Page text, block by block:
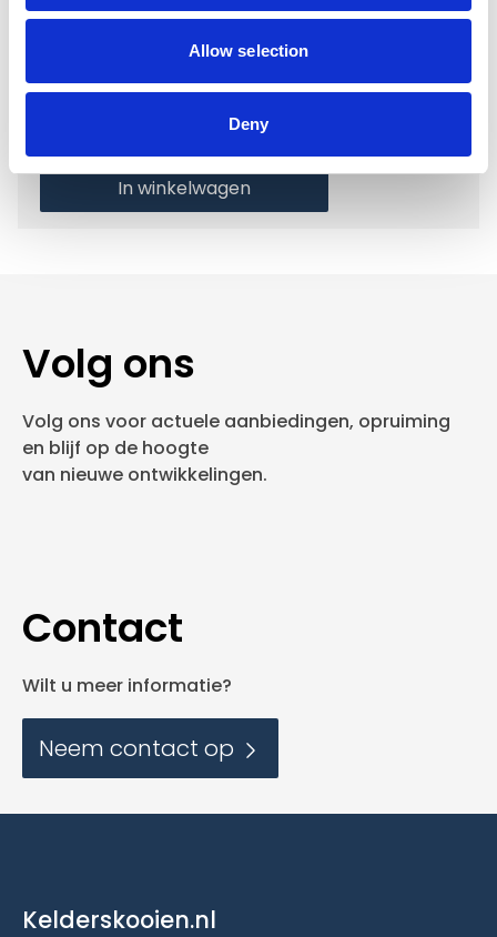
Allow selection
Deny
Gratis verzending vanaf €50,-
Verzending €5,95 Nederland
Verzending €7,95 België
In winkelwagen
Volg ons
Volg ons voor actuele aanbiedingen, opruiming
en blijf op de hoogte
van nieuwe ontwikkelingen.
Contact
Wilt u meer informatie?
Neem contact op
Kelderskooien.nl